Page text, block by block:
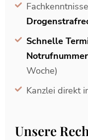
Schnelle
Notrufnummer
Woche)
Kanzlei direkt
Unsere